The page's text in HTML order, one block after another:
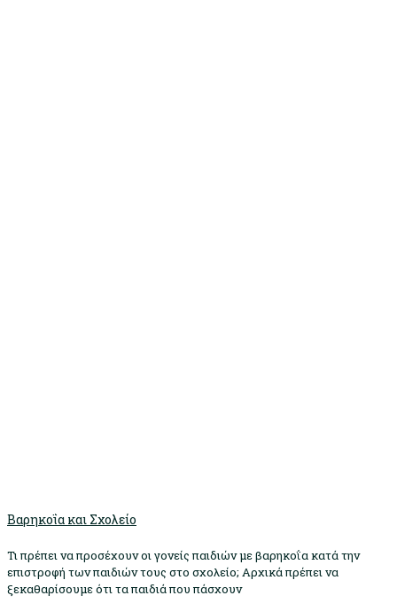
Βαρηκοΐα και Σχολείο
Τι πρέπει να προσέχουν οι γονείς παιδιών με βαρηκοΐα κατά την
επιστροφή των παιδιών τους στο σχολείο; Αρχικά πρέπει να
ξεκαθαρίσουμε ότι τα παιδιά που πάσχουν